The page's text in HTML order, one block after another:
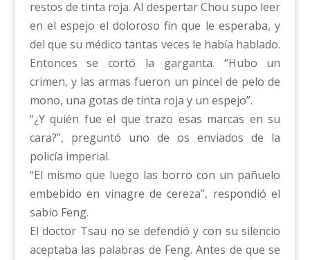
restos de tinta roja. Al despertar Chou supo leer
en el espejo el doloroso fin que le esperaba, y
del que su médico tantas veces le había hablado.
Entonces se cortó la garganta. “Hubo un
crimen, y las armas fueron un pincel de pelo de
mono, una gotas de tinta roja y un espejo”.
“¿Y quién fue el que trazo esas marcas en su
cara?”, preguntó uno de os enviados de la
policía imperial.
“El mismo que luego las borro con un pañuelo
embebido en vinagre de cereza”, respondió el
sabio Feng.
El doctor Tsau no se defendió y con su silencio
aceptaba las palabras de Feng. Antes de que se